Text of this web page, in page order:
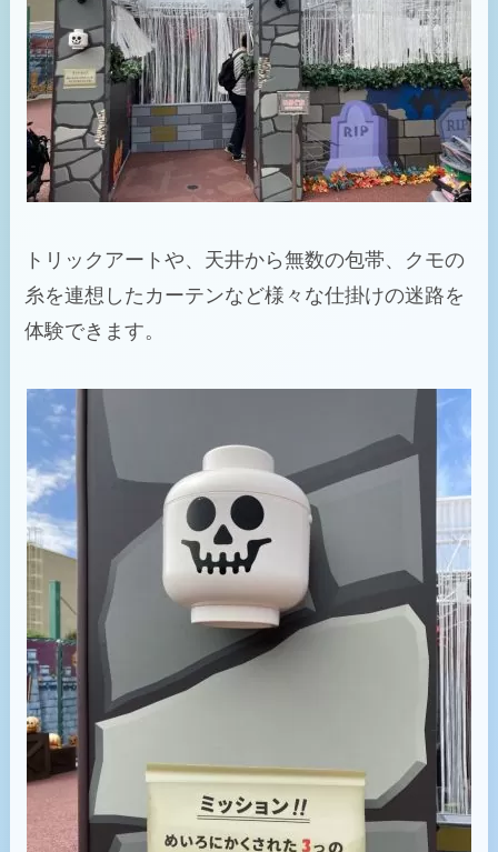
トリックアートや、天井から無数の包帯、クモの
糸を連想したカーテンなど様々な仕掛けの迷路を
体験できます。